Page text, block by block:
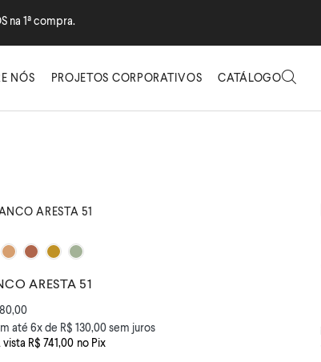
na 1ª compra.
NÓS PROJETOS CORPORATIVOS CATÁLOGO
ARESTA 51
até 6x de R$ 130,00sem juros
vista R$ 741,00 no Pix